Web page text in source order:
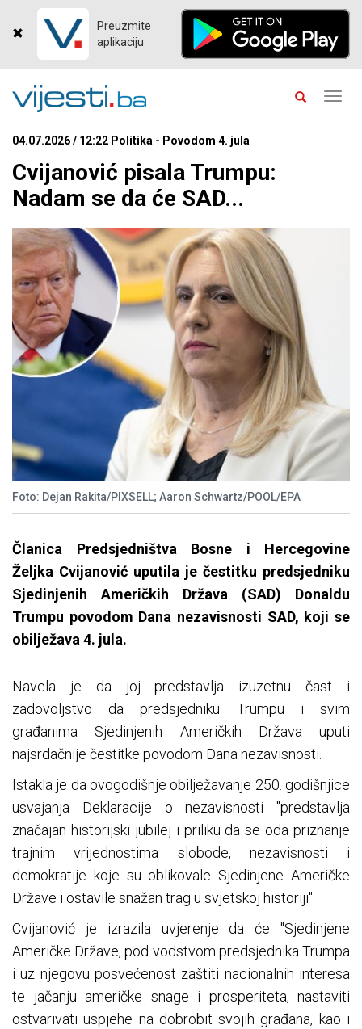
Preuzmite
aplikaciju
04.07.2026 / 12:22 Politika - Povodom 4. jula
Cvijanović pisala Trumpu:
Nadam se da će SAD...
Foto: Dejan Rakita/PIXSELL; Aaron Schwartz/POOL/EPA
Članica Predsjedništva Bosne i Hercegovine
Željka Cvijanović uputila je čestitku predsjedniku
Sjedinjenih Američkih Država (SAD) Donaldu
Trumpu povodom Dana nezavisnosti SAD, koji se
obilježava 4. jula.
Navela je da joj predstavlja izuzetnu čast i
zadovoljstvo da predsjedniku Trumpu i svim
građanima Sjedinjenih Američkih Država uputi
najsrdačnije čestitke povodom Dana nezavisnosti.
Istakla je da ovogodišnje obilježavanje 250. godišnjice
usvajanja Deklaracije o nezavisnosti "predstavlja
značajan historijski jubilej i priliku da se oda priznanje
trajnim vrijednostima slobode, nezavisnosti i
demokratije koje su oblikovale Sjedinjene Američke
Države i ostavile snažan trag u svjetskoj historiji".
Cvijanović je izrazila uvjerenje da će "Sjedinjene
Američke Države, pod vodstvom predsjednika Trumpa
i uz njegovu posvećenost zaštiti nacionalnih interesa
te jačanju američke snage i prosperiteta, nastaviti
ostvarivati uspjehe na dobrobit svojih građana, kao i